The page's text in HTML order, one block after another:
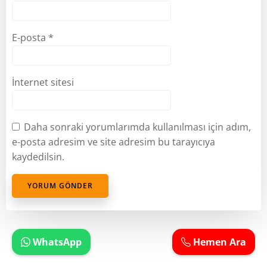
E-posta *
İnternet sitesi
Daha sonraki yorumlarımda kullanılması için adım,
e-posta adresim ve site adresim bu tarayıcıya
kaydedilsin.
Hemen Ara
WhatsApp